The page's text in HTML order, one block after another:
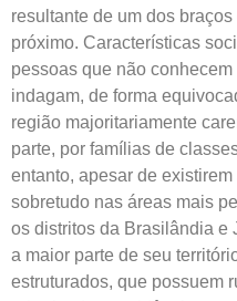
resultante de um dos
próximo. Características
pessoas que não
indagam, de forma
região majoritariamente
parte, por famílias de
entanto, apesar de
sobretudo nas áreas mais
os distritos da Brasilândia e
a maior parte de seu
estruturados, que possuem